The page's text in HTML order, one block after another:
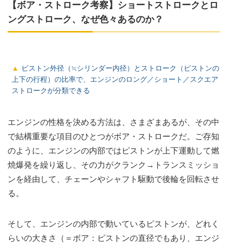
【ボア・ストローク考察】ショートストロークとロ
ングストローク、なぜ色々あるのか？
ピストン外径（≒シリンダー内径）とストローク（ピストンの
上下の行程）の比率で、エンジンのロング／ショート／スクエア
ストロークが分類できる
エンジンの性格を決める方法は、さまざまあるが、その中
で結構重要な項目のひとつがボア・ストロークだ。ご存知
のように、エンジンの内部ではピストンが上下運動して燃
焼爆発を繰り返し、その力がクランク→トランスミッショ
ンを経由して、チェーンやシャフト駆動で後輪を回転させ
る。
そして、エンジンの内部で動いているピストンが、どれく
らいの大きさ（＝ボア：ピストンの直径でもあり、エンジ